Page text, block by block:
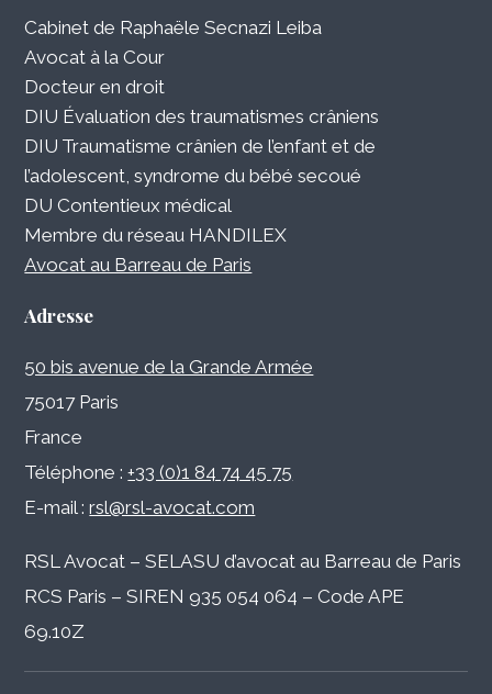
Cabinet de Raphaële Secnazi Leiba
Avocat à la Cour
Docteur en droit
DIU Évaluation des traumatismes crâniens
DIU Traumatisme crânien de l’enfant et de
l’adolescent, syndrome du bébé secoué
DU Contentieux médical
Membre du réseau HANDILEX
Avocat au Barreau de Paris
Adresse
50 bis avenue de la Grande Armée
75017 Paris
France
Téléphone :+33 (0)1 84 74 45 75
E-mail :rsl@rsl-avocat.com
RSL Avocat – SELASU d’avocat au Barreau de Paris
RCS Paris – SIREN 935 054 064 – Code APE
69.10Z